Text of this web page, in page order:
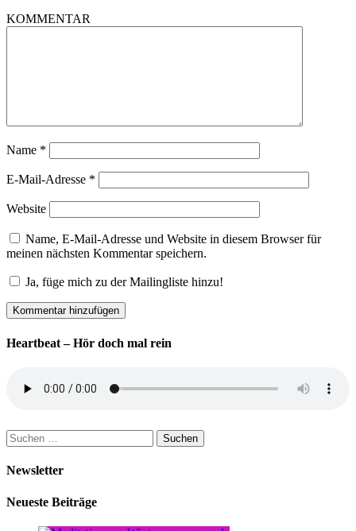
KOMMENTAR
Name *
E-Mail-Adresse *
Website
Name, E-Mail-Adresse und Website in diesem Browser für
meinen nächsten Kommentar speichern.
Ja, füge mich zu der Mailingliste hinzu!
Heartbeat – Hör doch mal rein
Suchen
nach:
Newsletter
Neueste Beiträge